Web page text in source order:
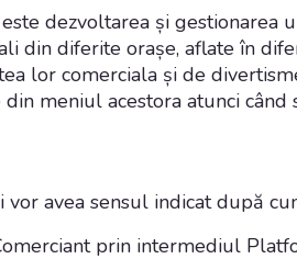
dezvoltarea și gestionarea
din diferite orașe, aflate în
lor comerciala și de
meniul acestora atunci când
avea sensul indicat după
prin intermediul